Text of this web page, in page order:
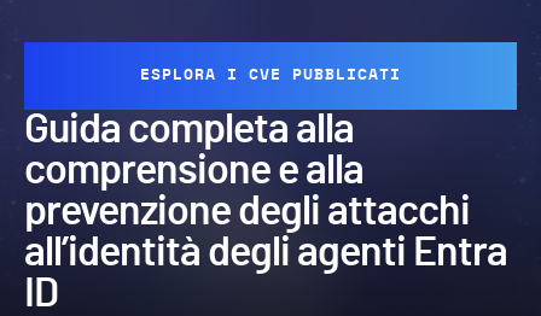
ESPLORA I CVE PUBBLICATI
Guida completa alla
comprensione e alla
prevenzione degli attacchi
all’identità degli agenti Entra
ID